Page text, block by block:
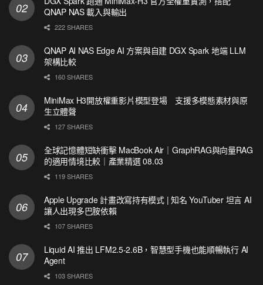
QNAP NAS 載入與輸出
222 SHARES
QNAP AI NAS Edge AI 方案與自建 DGX Spark 地端 LLM
架構比較
160 SHARES
MiniMax H3開放權重影片模型登場 支援多模態素材與原
生立體聲
127 SHARES
全球記憶體短缺衝擊 MacBook Air｜GraphRAG與向量RAG
的適用情境比較｜產業精選 08.03
119 SHARES
Apple Upgrade 計畫改寫持有模式 | 知名 YouTuber 坦言 AI
讓人出現多巴胺依賴
107 SHARES
Liquid AI 推出 LFM2.5-2.6B，智慧型手機也能順暢執行 AI
Agent
103 SHARES